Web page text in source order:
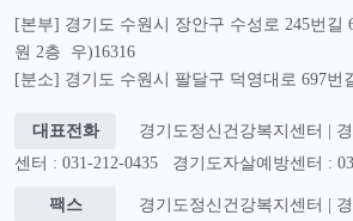
[본부] 경기도 수원시 장안구 수성로 245번길
원 2층 우)16316
[분소] 경기도 수원시 팔달구 덕영대로 697번
대표전화
경기도정신건강복지센터 |
센터 : 031-212-0435
경기도자살예방센터 :
팩스
경기도정신건강복지센터 |